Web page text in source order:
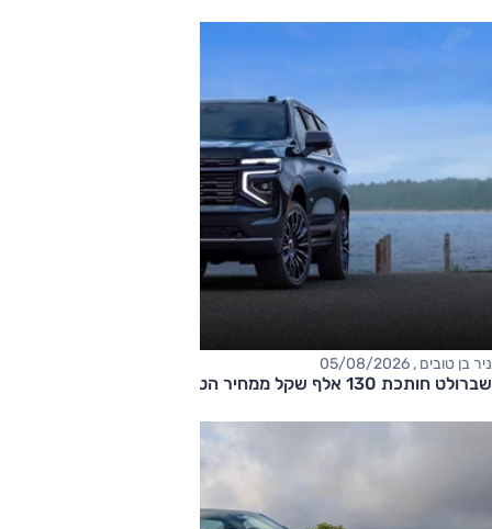
ניר בן טובים , 05/08/2026
שברולט חותכת 130 אלף שקל ממחיר הטאהו